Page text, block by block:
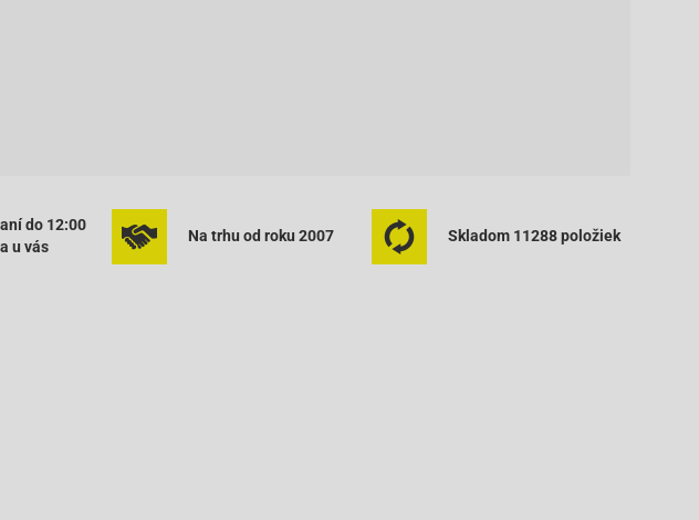
do 12:00
u vás
Na trhu od roku 2007 Skladom 11288 položiek